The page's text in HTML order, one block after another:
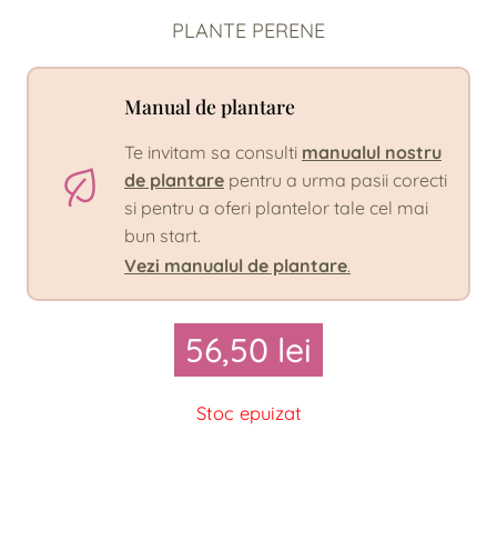
PLANTE PERENE
Manual de plantare
Te invitam sa consulti manualul nostru
de plantare pentru a urma pasii corecti
si pentru a oferi plantelor tale cel mai
bun start.
Vezi manualul de plantare.
56,50 lei
Stoc epuizat